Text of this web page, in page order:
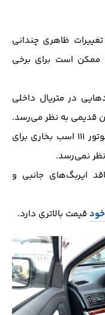
تغییرات ظاهری چندانی
ممکن است برای برخی
در متریال داخلی
قدیمی به نظر می‌رسد.
موتور ۱۱۱ اسب بخاری برای
ایربگ‌های جانبی و
قیمت بالاتری دارد.